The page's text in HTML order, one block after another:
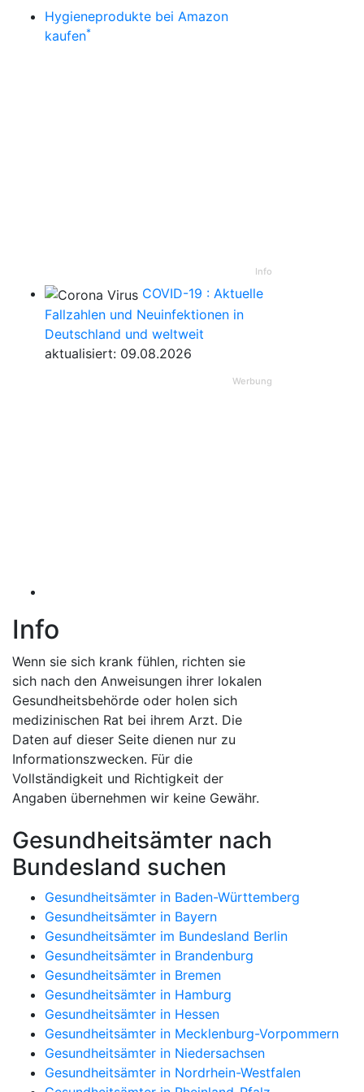
Hygieneprodukte bei Amazon
kaufen*
Info
COVID-19 : Aktuelle
Fallzahlen und Neuinfektionen in
Deutschland und weltweit
aktualisiert: 09.08.2026
Werbung
Info
Wenn sie sich krank fühlen, richten sie
sich nach den Anweisungen ihrer lokalen
Gesundheitsbehörde oder holen sich
medizinischen Rat bei ihrem Arzt. Die
Daten auf dieser Seite dienen nur zu
Informationszwecken. Für die
Vollständigkeit und Richtigkeit der
Angaben übernehmen wir keine Gewähr.
Gesundheitsämter nach
Bundesland suchen
Gesundheitsämter in Baden-Württemberg
Gesundheitsämter in Bayern
Gesundheitsämter im Bundesland Berlin
Gesundheitsämter in Brandenburg
Gesundheitsämter in Bremen
Gesundheitsämter in Hamburg
Gesundheitsämter in Hessen
Gesundheitsämter in Mecklenburg-Vorpommern
Gesundheitsämter in Niedersachsen
Gesundheitsämter in Nordrhein-Westfalen